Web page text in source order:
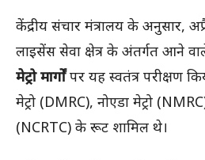
केंद्रीय संचार मंत्रालय के अनुसार,
लाइसेंस सेवा क्षेत्र के अंतर्गत आने
मेट्रो मार्गोंपर यह स्वतंत्र परीक्षण
मेट्रो (DMRC), नोएडा मेट्रो
(NCRTC) के रूट शामिल थे।